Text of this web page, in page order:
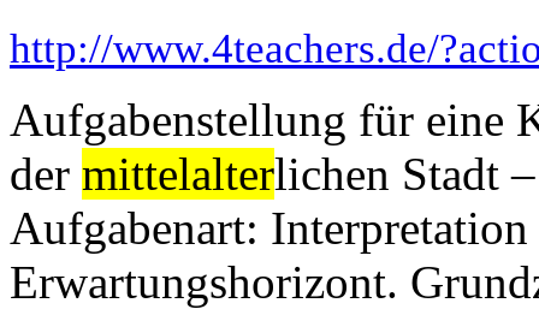
http://www.4teachers.de/
Aufgabenstellung für eine
der mittelalterlichen Stadt
Aufgabenart:
Erwartungshorizont.